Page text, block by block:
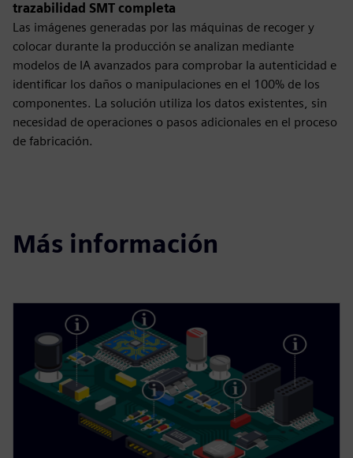
trazabilidad SMT completa
Las imágenes generadas por las máquinas de recoger y
colocar durante la producción se analizan mediante
modelos de IA avanzados para comprobar la autenticidad e
identificar los daños o manipulaciones en el 100% de los
componentes. La solución utiliza los datos existentes, sin
necesidad de operaciones o pasos adicionales en el proceso
de fabricación.
Más información